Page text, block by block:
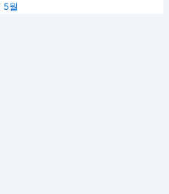
5월